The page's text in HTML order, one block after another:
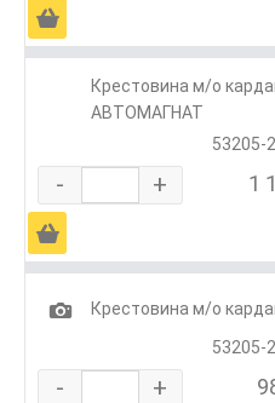
Ä
Крестовина м/о
АВТОМАГНАТ
53205-
- + 1
Ä
1
Крестовина м/о
53205-
- +